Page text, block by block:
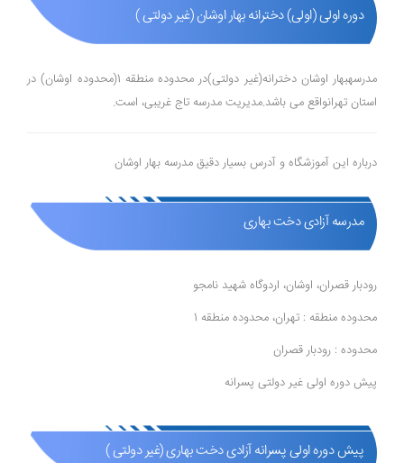
دوره اولی (اولی) دخترانه بهار اوشان (غیر دولتی )
مدرسهبهار اوشان دخترانه(غیر دولتی)در محدوده منطقه 1(محدوده اوشان) در
استان تهرانواقع می باشد.مدیریت مدرسه تاج غریبی، است.
درباره این آموزشگاه و آدرس بسیار دقیق مدرسه بهار اوشان
مدرسه آزادی دخت بهاری
رودبار قصران، اوشان، اردوگاه شهید نامجو
محدوده منطقه : تهران، محدوده منطقه 1
محدوده : رودبار قصران
پیش دوره اولی غیر دولتی پسرانه
پیش دوره اولی پسرانه آزادی دخت بهاری (غیر دولتی )